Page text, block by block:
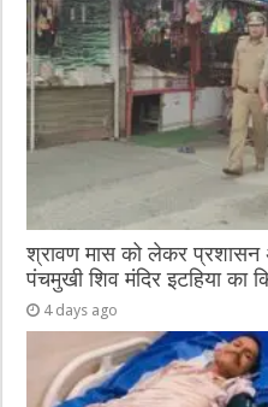
श्रावण मास को लेकर प्रशासन
पंचमुखी शिव मंदिर इटहिया का
4 days ago